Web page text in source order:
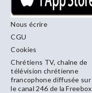
Nous écrire
CGU
Cookies
Chrétiens TV, chaîne de
télévision chrétienne
francophone diffusée sur
le canal 246 de la Freebox